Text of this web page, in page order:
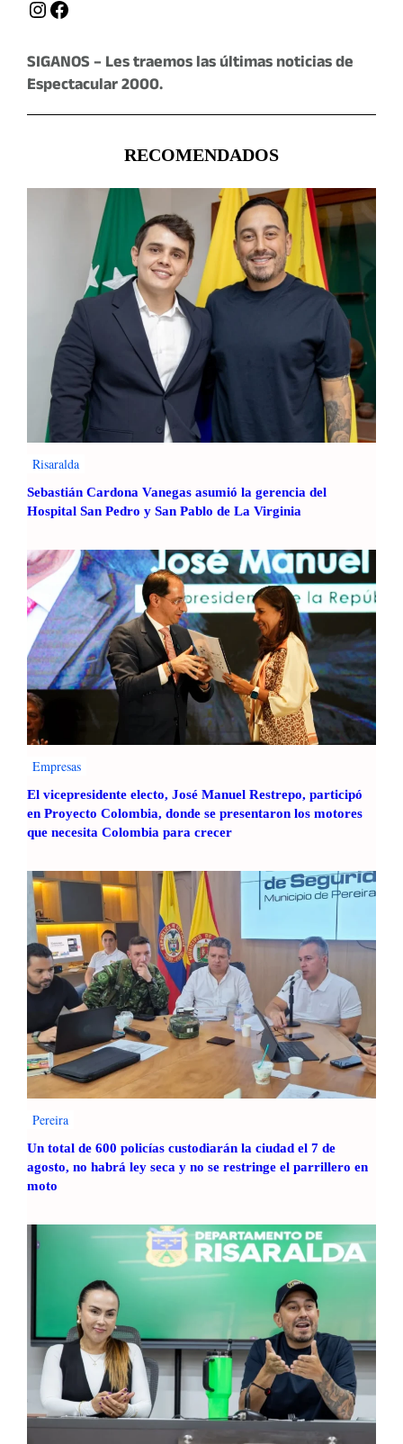
Instagram Facebook
SIGANOS – Les traemos las últimas noticias de
Espectacular 2000.
RECOMENDADOS
Risaralda
Sebastián Cardona Vanegas asumió la gerencia del
Hospital San Pedro y San Pablo de La Virginia
Empresas
El vicepresidente electo, José Manuel Restrepo, participó
en Proyecto Colombia, donde se presentaron los motores
que necesita Colombia para crecer
Pereira
Un total de 600 policías custodiarán la ciudad el 7 de
agosto, no habrá ley seca y no se restringe el parrillero en
moto